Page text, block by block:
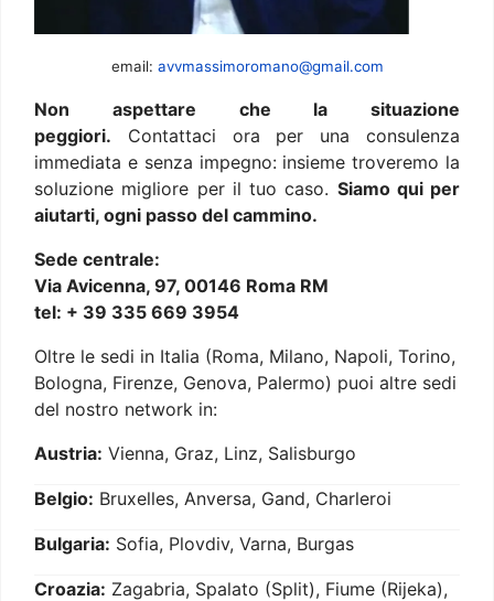
email: avvmassimoromano@gmail.com
Non aspettare che la situazione
peggiori. Contattaci ora per una consulenza
immediata e senza impegno: insieme troveremo la
soluzione migliore per il tuo caso. Siamo qui per
aiutarti, ogni passo del cammino.
Sede centrale:
Via Avicenna, 97, 00146 Roma RM
tel: + 39 335 669 3954
Oltre le sedi in Italia (Roma, Milano, Napoli, Torino,
Bologna, Firenze, Genova, Palermo) puoi altre sedi
del nostro network in:
Austria: Vienna, Graz, Linz, Salisburgo
Belgio: Bruxelles, Anversa, Gand, Charleroi
Bulgaria: Sofia, Plovdiv, Varna, Burgas
Croazia: Zagabria, Spalato (Split), Fiume (Rijeka),